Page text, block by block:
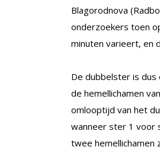
Blagorodnova
onderzoekers toen
minuten varieert, en
De dubbelster is
de hemellichamen
omlooptijd van het
wanneer ster 1 voor
twee hemellichamen